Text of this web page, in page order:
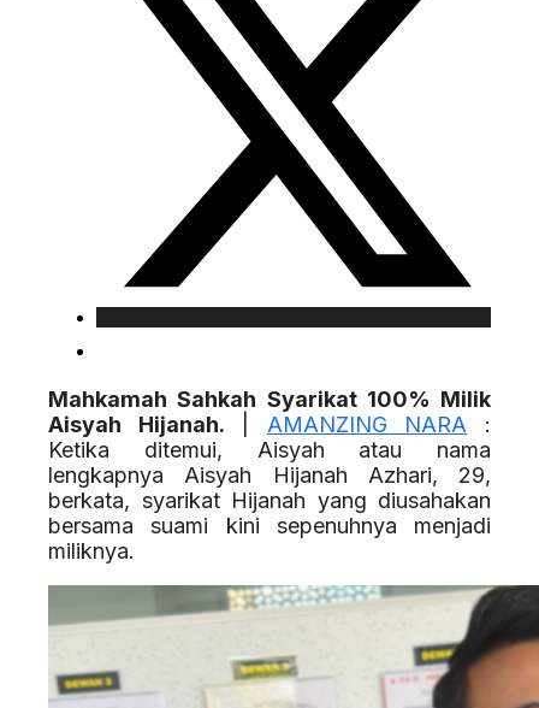
Mahkamah Sahkah Syarikat 100% Milik
Aisyah Hijanah.
AMANZING NARA :
Ketika ditemui, Aisyah atau nama
lengkapnya Aisyah Hijanah Azhari, 29,
berkata, syarikat Hijanah yang diusahakan
bersama suami kini sepenuhnya menjadi
miliknya.